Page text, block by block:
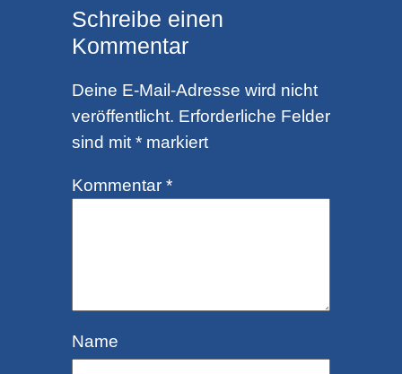
Schreibe einen
Kommentar
Deine E-Mail-Adresse wird nicht
veröffentlicht. Erforderliche Felder
sind mit *markiert
Kommentar *
Name